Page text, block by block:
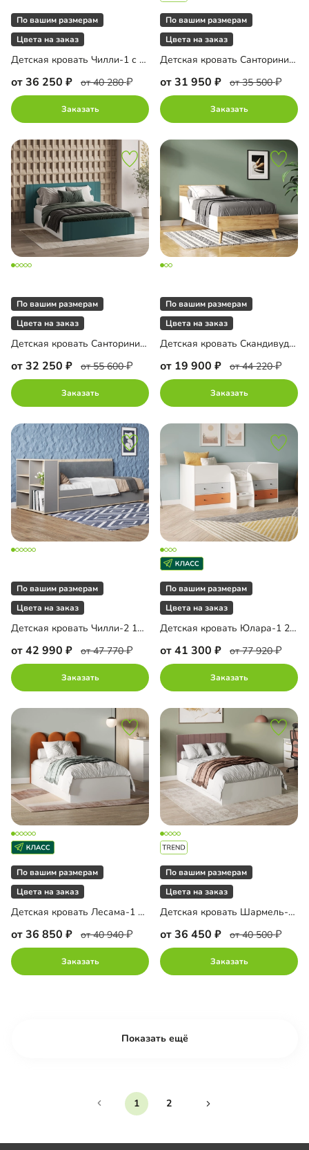
По вашим размерам
Цвета на заказ
Детская кровать Чилли-1 с мягким изголовьем
от 36 250 от 40 280
Заказать
По вашим размерам
Цвета на заказ
Детская кровать Санторини-1 900 Лайф
от 31 950 от 35 500
Заказать
По вашим размерам
Цвета на заказ
Детская кровать Санторини-1
от 32 250 от 55 600
Заказать
По вашим размерам
Цвета на заказ
Детская кровать Скандивуд-900
от 19 900 от 44 220
Заказать
По вашим размерам
Цвета на заказ
Детская кровать Чилли-2 190 с мягким изголовьем
от 42 990 от 47 770
Заказать
По вашим размерам
Цвета на заказ
Детская кровать Юлара-1 200
от 41 300 от 77 920
Заказать
По вашим размерам
Цвета на заказ
Детская кровать Лесама-1 с мягким изголовьем
от 36 850 от 40 940
Заказать
По вашим размерам
Цвета на заказ
Детская кровать Шармель-120 Лайф с мягким изголовьем
от 36 450 от 40 500
Заказать
Показать ещё
1 2